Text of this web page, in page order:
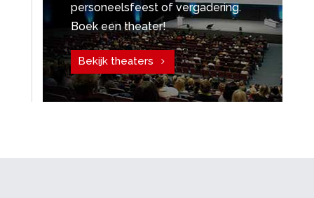
personeelsfeest of vergadering.
Boek een theater!
Bekijk theaters